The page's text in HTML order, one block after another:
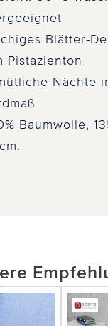
Blätter-
Pistazienton
Nächte
Baumwolle,